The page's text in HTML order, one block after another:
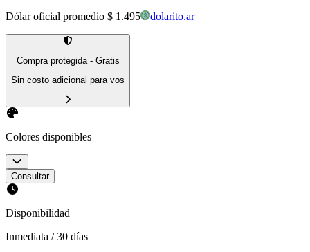
Dólar oficial promedio $ 1.495 dolarito.ar
Compra protegida - Gratis
Sin costo adicional para vos
Colores disponibles
Consultar
Disponibilidad
Inmediata / 30 días